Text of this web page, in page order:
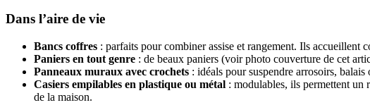
Dans l’aire de vie
Bancs coffres : parfaits pour combiner assise et rangement. Ils accueillent
Paniers en tout genre : de beaux paniers (voir photo couverture de cet
Panneaux muraux avec crochets : idéals pour suspendre arrosoirs,
Casiers empilables en plastique ou métal : modulables, ils permettent un
de la maison.